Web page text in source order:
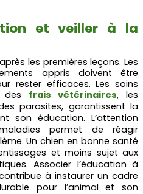
et veiller à la
les premières leçons. Les
appris doivent être
rester efficaces. Les soins
des
frais vétérinaires, les
parasites, garantissent la
son éducation. L’attention
permet de réagir
Un chien en bonne santé
et moins sujet aux
Associer l’éducation à
à instaurer un cadre
pour l’animal et son